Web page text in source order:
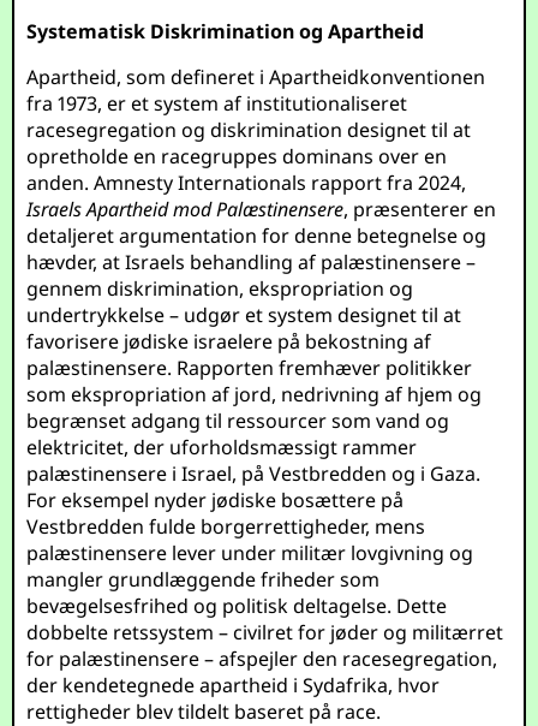
Systematisk Diskrimination og Apartheid
Apartheid, som defineret i Apartheidkonventionen
fra 1973, er et system af institutionaliseret
racesegregation og diskrimination designet til at
opretholde en racegruppes dominans over en
anden. Amnesty Internationals rapport fra 2024,
Israels Apartheid mod Palæstinensere, præsenterer en
detaljeret argumentation for denne betegnelse og
hævder, at Israels behandling af palæstinensere –
gennem diskrimination, ekspropriation og
undertrykkelse – udgør et system designet til at
favorisere jødiske israelere på bekostning af
palæstinensere. Rapporten fremhæver politikker
som ekspropriation af jord, nedrivning af hjem og
begrænset adgang til ressourcer som vand og
elektricitet, der uforholdsmæssigt rammer
palæstinensere i Israel, på Vestbredden og i Gaza.
For eksempel nyder jødiske bosættere på
Vestbredden fulde borgerrettigheder, mens
palæstinensere lever under militær lovgivning og
mangler grundlæggende friheder som
bevægelsesfrihed og politisk deltagelse. Dette
dobbelte retssystem – civilret for jøder og militærret
for palæstinensere – afspejler den racesegregation,
der kendetegnede apartheid i Sydafrika, hvor
rettigheder blev tildelt baseret på race.